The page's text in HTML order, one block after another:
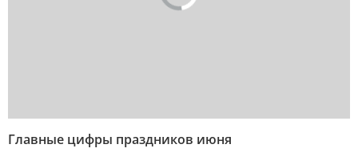
Главные цифры праздников июня